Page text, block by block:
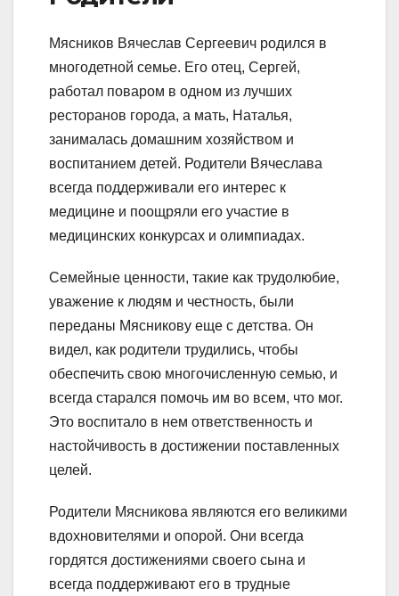
Мясников Вячеслав Сергеевич родился в
многодетной семье. Его отец, Сергей,
работал поваром в одном из лучших
ресторанов города, а мать, Наталья,
занималась домашним хозяйством и
воспитанием детей. Родители Вячеслава
всегда поддерживали его интерес к
медицине и поощряли его участие в
медицинских конкурсах и олимпиадах.
Семейные ценности, такие как трудолюбие,
уважение к людям и честность, были
переданы Мясникову еще с детства. Он
видел, как родители трудились, чтобы
обеспечить свою многочисленную семью, и
всегда старался помочь им во всем, что мог.
Это воспитало в нем ответственность и
настойчивость в достижении поставленных
целей.
Родители Мясникова являются его великими
вдохновителями и опорой. Они всегда
гордятся достижениями своего сына и
всегда поддерживают его в трудные